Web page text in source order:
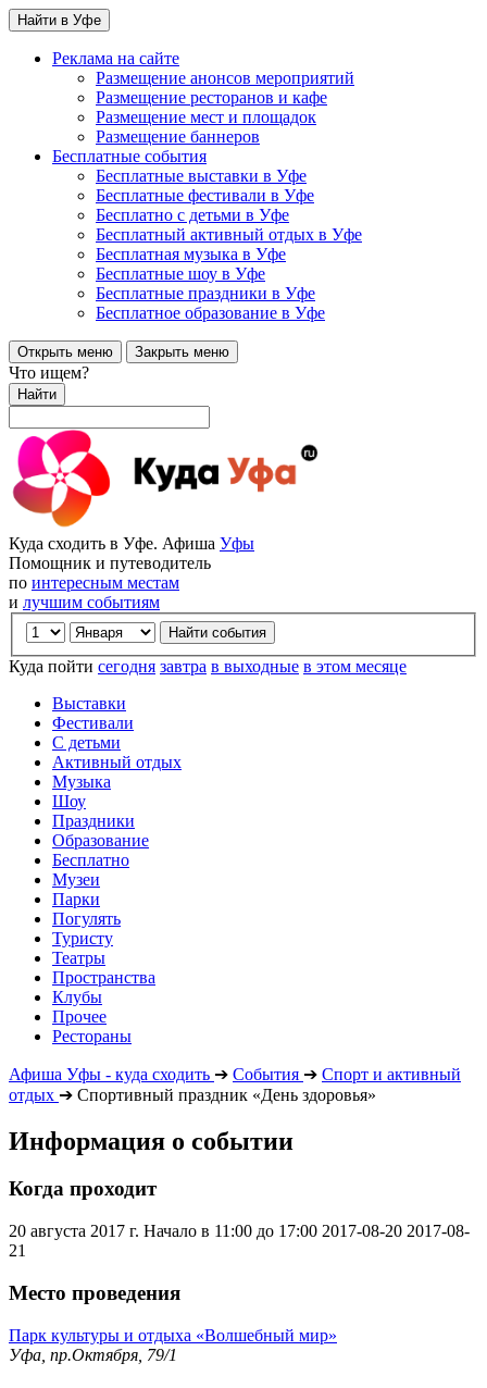
Найти в Уфе
Реклама на сайте
Размещение анонсов мероприятий
Размещение ресторанов и кафе
Размещение мест и площадок
Размещение баннеров
Бесплатные события
Бесплатные выставки в Уфе
Бесплатные фестивали в Уфе
Бесплатно с детьми в Уфе
Бесплатный активный отдых в Уфе
Бесплатная музыка в Уфе
Бесплатные шоу в Уфе
Бесплатные праздники в Уфе
Бесплатное образование в Уфе
Открыть меню Закрыть меню
Что ищем?
Найти
Куда сходить в Уфе. Афиша Уфы
Помощник и путеводитель
по интересным местам
и лучшим событиям
Куда пойти сегодня завтра в выходные в этом месяце
Выставки
Фестивали
С детьми
Активный отдых
Музыка
Шоу
Праздники
Образование
Бесплатно
Музеи
Парки
Погулять
Туристу
Театры
Пространства
Клубы
Прочее
Рестораны
Афиша Уфы - куда сходить ➔ События ➔ Спорт и активный
отдых ➔ Спортивный праздник «День здоровья»
Информация о событии
Когда проходит
20 августа 2017 г. Начало в 11:00 до 17:00 2017-08-20 2017-08-
21
Место проведения
Парк культуры и отдыха «Волшебный мир»
Уфа, пр.Октября, 79/1